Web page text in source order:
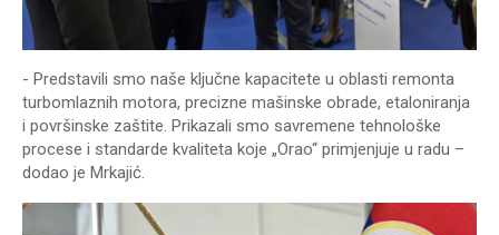
- Predstavili smo naše ključne kapacitete u oblasti remonta
turbomlaznih motora, precizne mašinske obrade, etaloniranja
i površinske zaštite. Prikazali smo savremene tehnološke
procese i standarde kvaliteta koje „Orao“ primjenjuje u radu –
dodao je Mrkajić.